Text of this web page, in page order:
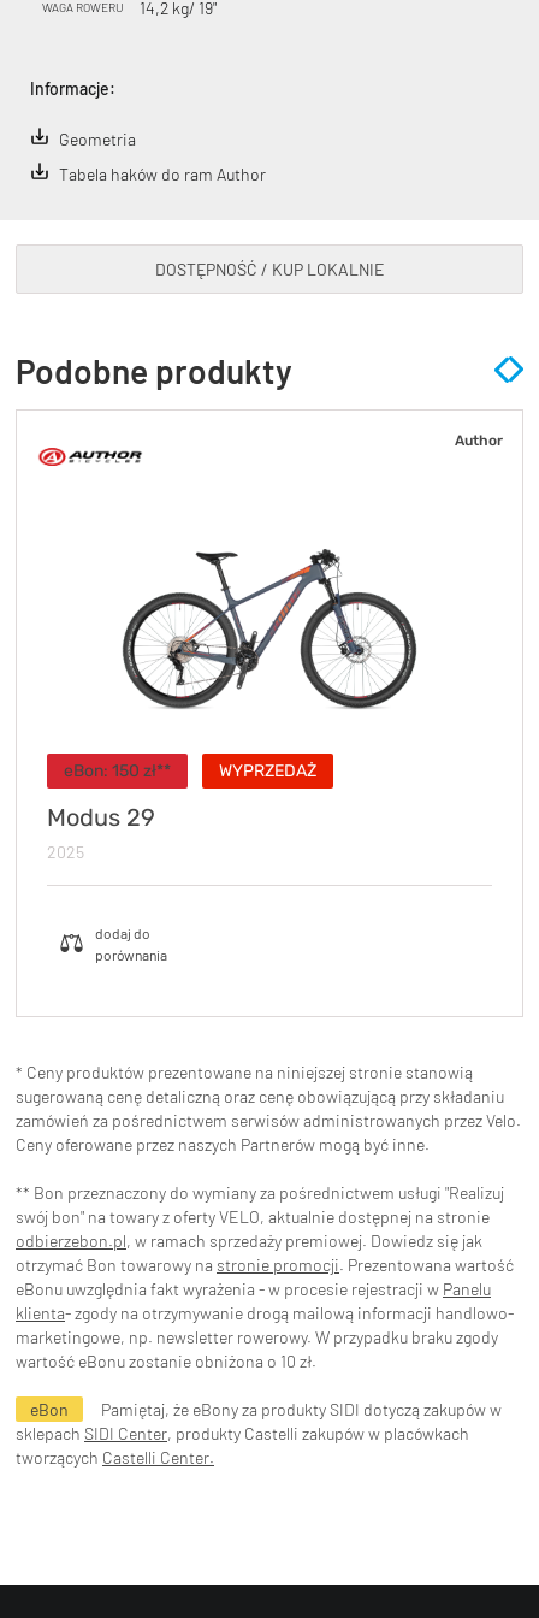
WAGA ROWERU 14,2 kg/ 19"
Informacje:
Geometria
Tabela haków do ram Author
DOSTĘPNOŚĆ / KUP LOKALNIE
Podobne produkty
Author
eBon: 150 zł** WYPRZEDAŻ
Modus 29
2025
* Ceny produktów prezentowane na niniejszej stronie stanowią
sugerowaną cenę detaliczną oraz cenę obowiązującą przy składaniu
zamówień za pośrednictwem serwisów administrowanych przez Velo.
Ceny oferowane przez naszych Partnerów mogą być inne.
** Bon przeznaczony do wymiany za pośrednictwem usługi "Realizuj
swój bon" na towary z oferty VELO, aktualnie dostępnej na stronie
odbierzebon.pl, w ramach sprzedaży premiowej. Dowiedz się jak
otrzymać Bon towarowy na stronie promocji. Prezentowana wartość
eBonu uwzględnia fakt wyrażenia - w procesie rejestracji w Panelu
klienta- zgody na otrzymywanie drogą mailową informacji handlowo-
marketingowe, np. newsletter rowerowy. W przypadku braku zgody
wartość eBonu zostanie obniżona o 10 zł.
eBon
Pamiętaj, że eBony za produkty SIDI dotyczą zakupów w
sklepach SIDI Center, produkty Castelli zakupów w placówkach
tworzących Castelli Center.